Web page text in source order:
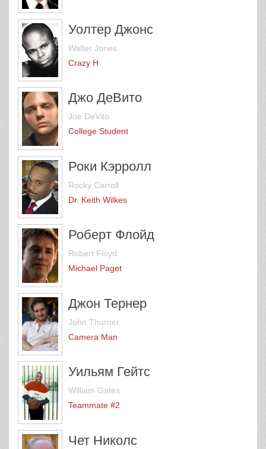
Уолтер Джонс
Walter Jones
Crazy H
Джо ДеВито
Joe DeVito
College Student
Роки Кэрролл
Rocky Carroll
Dr. Keith Wilkes
Роберт Флойд
Robert Floyd
Michael Paget
Джон Тернер
John Thurner
Camera Man
Уильям Гейтс
William Gates
Teammate #2
Чет Николс